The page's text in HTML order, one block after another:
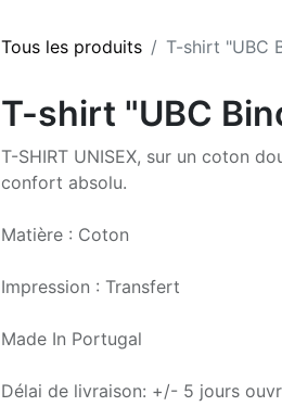
Tous les produits T-shirt "UBC
T-shirt "UBC
T-SHIRT UNISEX, sur un coton
confort absolu.
Matière : Coton
Impression : Transfert
Made In Portugal
Délai de livraison: +/- 5 jours